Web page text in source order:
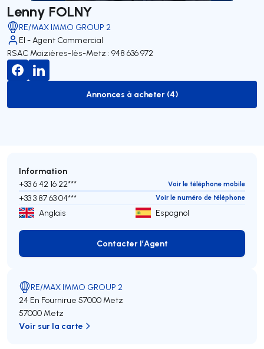
Lenny FOLNY
RE/MAX IMMO GROUP 2
EI - Agent Commercial
RSAC Maizières-lès-Metz : 948 636 972
to-buy-listing
Annonces à acheter (4)
Information
+33 6 42 16 22*** Voir le téléphone mobile
+33 3 87 63 04*** Voir le numéro de téléphone
Anglais Espagnol
Contacter l’Agent
Contacter l’Agent
RE/MAX IMMO GROUP 2
24 En Fournirue 57000 Metz
57000 Metz
Voir sur la carte